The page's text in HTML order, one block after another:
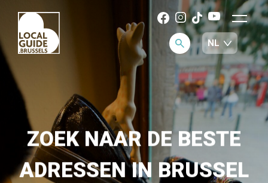
ZOEK NAAR DE BESTE
ADRESSEN IN BRUSSEL